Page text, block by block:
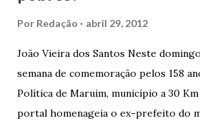
Por Redação abril 29, 2012
João Vieira dos Santos Neste
semana de comemoração pelos 158
Política de Maruim, município a 30 Km
portal homenageia o ex-prefeito do